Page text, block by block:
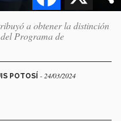
a obtener la distinción
Programa de
POTOSÍ - 24/03/2024